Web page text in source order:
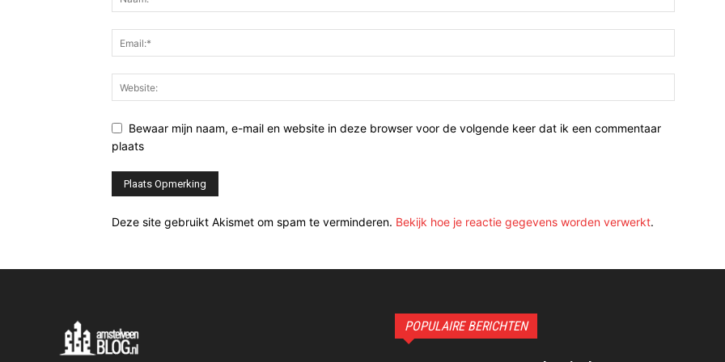
Bewaar mijn naam, e-mail en website in deze browser voor de volgende keer dat ik een commentaar
plaats
Deze site gebruikt Akismet om spam te verminderen. Bekijk hoe je reactie gegevens worden verwerkt.
POPULAIRE BERICHTEN